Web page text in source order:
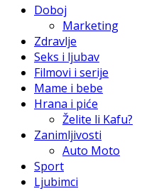
Doboj
Marketing
Zdravlje
Seks i ljubav
Filmovi i serije
Mame i bebe
Hrana i piće
Želite li Kafu?
Zanimljivosti
Auto Moto
Sport
Ljubimci